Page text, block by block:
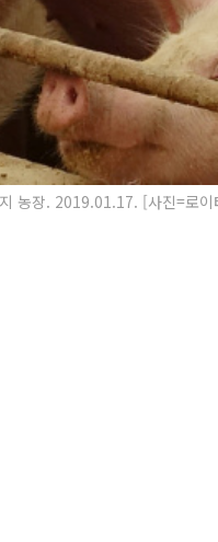
농장. 2019.01.17. [사진=로이